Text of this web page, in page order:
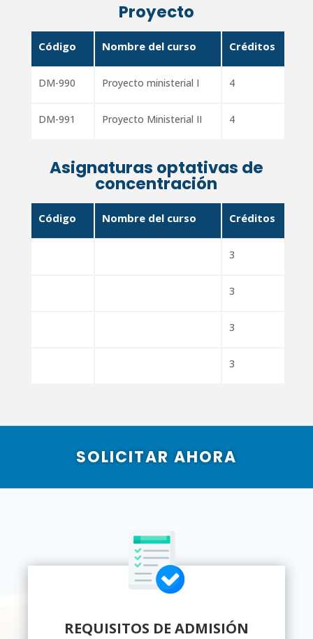
Proyecto
Código Nombre del curso Créditos
DM-990 Proyecto ministerial I 4
DM-991 Proyecto Ministerial II 4
Asignaturas optativas de
concentración
Código Nombre del curso Créditos
3
3
3
3
SOLICITAR AHORA
REQUISITOS DE ADMISIÓN